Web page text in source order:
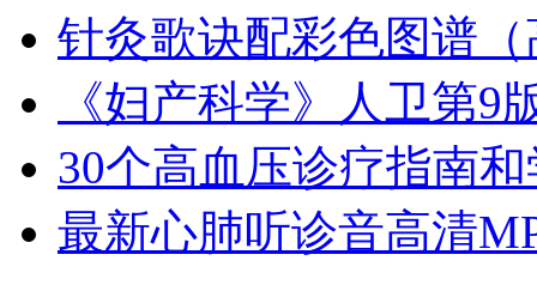
针灸歌诀配彩色图谱
《妇产科学》人卫第9
30个高血压诊疗指南
最新心肺听诊音高清